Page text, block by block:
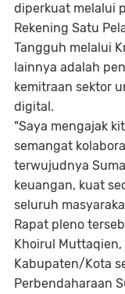
diperkuat melalui
Rekening Satu
Tangguh melalui
lainnya adalah
kemitraan sektor
digital.
"Saya mengajak
semangat
terwujudnya
keuangan, kuat
seluruh
Rapat pleno
Khoirul Muttaqien,
Kabupaten/Kota
Perbendaharaan